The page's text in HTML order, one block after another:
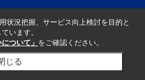
状況把握、サービス向上検討を目的と
います。
ついて」 をご確認ください。
じる